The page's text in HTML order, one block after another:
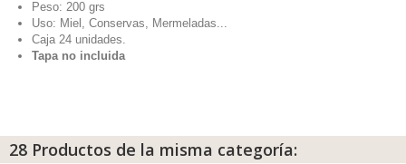
Peso: 200 grs
Uso: Miel, Conservas, Mermeladas...
Caja 24 unidades.
Tapa no incluida
28 Productos de la misma categoría: